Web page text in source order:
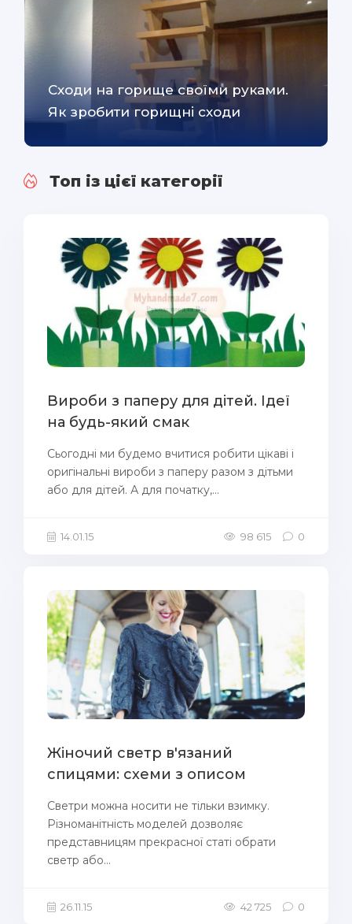
Сходи на горище своїми руками.
Як зробити горищні сходи
Топ із цієї категорії
Вироби з паперу для дітей. Ідеї
на будь-який смак
Сьогодні ми будемо вчитися робити цікаві і
оригінальні вироби з паперу разом з дітьми
або для дітей. А для початку,...
14.01.15 98 615 0
Жіночий светр в'язаний
спицями: схеми з описом
Светри можна носити не тільки взимку.
Різноманітність моделей дозволяє
представницям прекрасної статі обрати
светр або...
26.11.15 42 725 0